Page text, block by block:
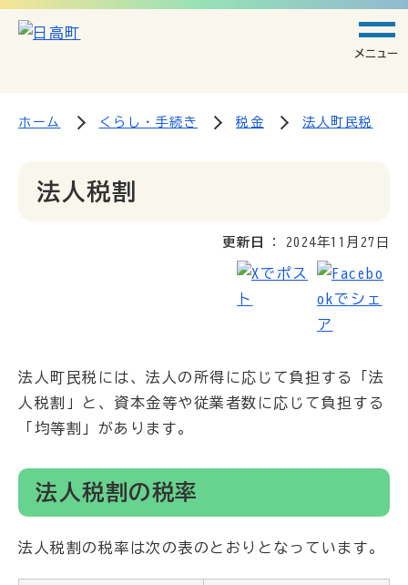
メニュー
ホーム くらし・手続き 税金 法人町民税
法人税割
更新日 2024年11月27日
法人町民税には、法人の所得に応じて負担する「法
人税割」と、資本金等や従業者数に応じて負担する
「均等割」があります。
法人税割の税率
法人税割の税率は次の表のとおりとなっています。